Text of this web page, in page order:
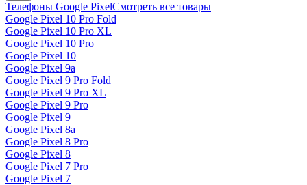
Телефоны Google PixelСмотреть все товары
Google Pixel 10 Pro Fold
Google Pixel 10 Pro XL
Google Pixel 10 Pro
Google Pixel 10
Google Pixel 9a
Google Pixel 9 Pro Fold
Google Pixel 9 Pro XL
Google Pixel 9 Pro
Google Pixel 9
Google Pixel 8a
Google Pixel 8 Pro
Google Pixel 8
Google Pixel 7 Pro
Google Pixel 7